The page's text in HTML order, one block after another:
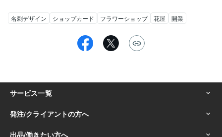
名刺デザイン ショップカード フラワーショップ 花屋 開業